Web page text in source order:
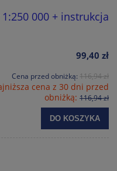
000 + instrukcja
99,40 zł
Cena przed obniżką: 116,94 zł
cena z 30 dni przed
obniżką: 116,94 zł
DO KOSZYKA